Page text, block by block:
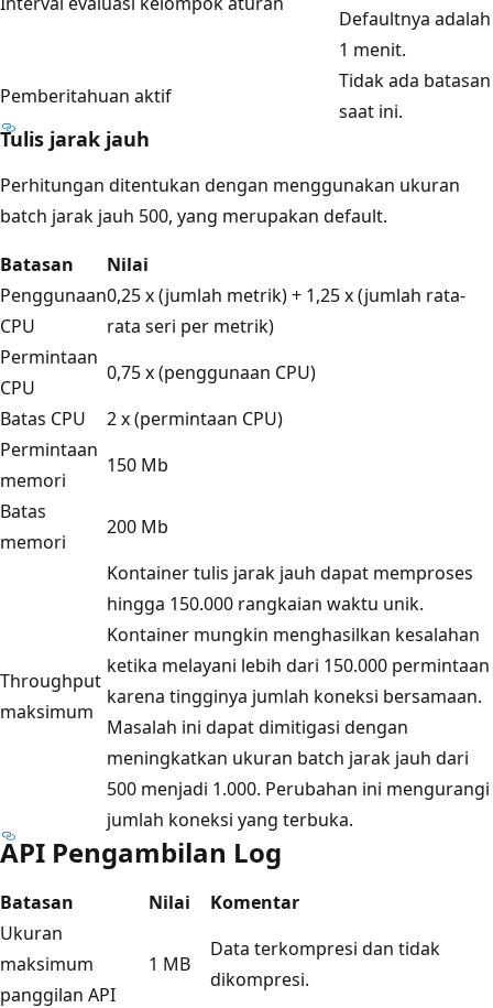
Defaultnya adalah
1 menit.
Pemberitahuan aktif
Tidak ada batasan
saat ini.
Tulis jarak jauh
Perhitungan ditentukan dengan menggunakan ukuran
batch jarak jauh 500, yang merupakan default.
Batasan
Nilai
Penggunaan
CPU
0,25 x (jumlah metrik) + 1,25 x (jumlah rata-
rata seri per metrik)
Permintaan
CPU
0,75 x (penggunaan CPU)
Batas CPU
2 x (permintaan CPU)
Permintaan
memori
150 Mb
Batas
memori
200 Mb
Throughput
maksimum
Kontainer tulis jarak jauh dapat memproses
hingga 150.000 rangkaian waktu unik.
Kontainer mungkin menghasilkan kesalahan
ketika melayani lebih dari 150.000 permintaan
karena tingginya jumlah koneksi bersamaan.
Masalah ini dapat dimitigasi dengan
meningkatkan ukuran batch jarak jauh dari
500 menjadi 1.000. Perubahan ini mengurangi
jumlah koneksi yang terbuka.
API Pengambilan Log
Batasan Nilai
Komentar
Ukuran
maksimum
panggilan API
1 MB
Data terkompresi dan tidak
dikompresi.